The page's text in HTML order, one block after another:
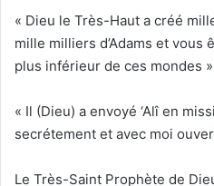
« Dieu le Très-Haut a créé
mille milliers d’Adams et vous
plus inférieur de ces mondes »
« Il (Dieu) a envoyé ‘Alî en
secrétement et avec moi
Le Très-Saint Prophète de